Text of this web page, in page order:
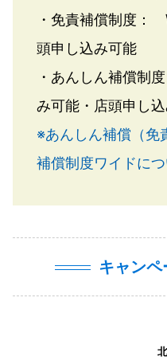
・免責補償制度：
頭申し込み可能
・あんしん補償制
み可能・店頭申し
※あんしん補償（免
補償制度ワイドに
キャン